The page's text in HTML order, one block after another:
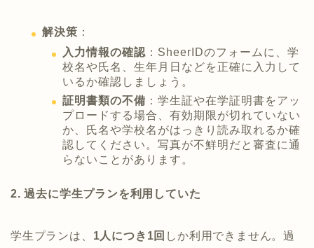
解決策 ：
入力情報の確認 ：SheerIDのフォームに、学
校名や氏名、生年月日などを正確に入力して
いるか確認しましょう。
証明書類の不備 ：学生証や在学証明書をアッ
プロードする場合、有効期限が切れていない
か、氏名や学校名がはっきり読み取れるか確
認してください。写真が不鮮明だと審査に通
らないことがあります。
2. 過去に学生プランを利用していた
学生プランは、 1人につき1回 しか利用できません。過